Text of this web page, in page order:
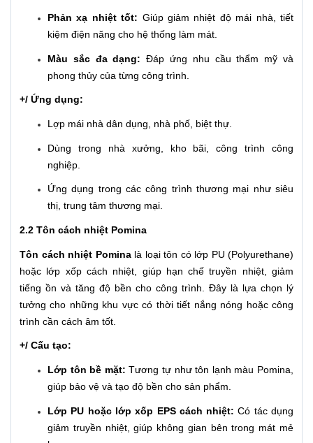
Phản xạ nhiệt tốt: Giúp giảm nhiệt độ mái nhà, tiết
kiệm điện năng cho hệ thống làm mát.
Màu sắc đa dạng: Đáp ứng nhu cầu thẩm mỹ và
phong thủy của từng công trình.
+/ Ứng dụng:
Lợp mái nhà dân dụng, nhà phố, biệt thự.
Dùng trong nhà xưởng, kho bãi, công trình công
nghiệp.
Ứng dụng trong các công trình thương mại như siêu
thị, trung tâm thương mại.
2.2 Tôn cách nhiệt Pomina
Tôn cách nhiệt Pominalà loại tôn có lớp PU (Polyurethane)
hoặc lớp xốp cách nhiệt, giúp hạn chế truyền nhiệt, giảm
tiếng ồn và tăng độ bền cho công trình. Đây là lựa chọn lý
tưởng cho những khu vực có thời tiết nắng nóng hoặc công
trình cần cách âm tốt.
+/ Cấu tạo:
Lớp tôn bề mặt: Tương tự như tôn lạnh màu Pomina,
giúp bảo vệ và tạo độ bền cho sản phẩm.
Lớp PU hoặc lớp xốp EPS cách nhiệt: Có tác dụng
giảm truyền nhiệt, giúp không gian bên trong mát mẻ